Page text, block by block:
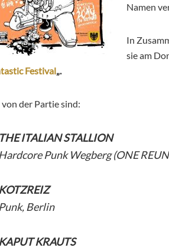
Namen
In
sie am
Festival„.
der Partie sind:
THE ITALIAN STALLION
Hardcore Punk Wegberg (ONE
KOTZREIZ
Punk, Berlin
KAPUT KRAUTS